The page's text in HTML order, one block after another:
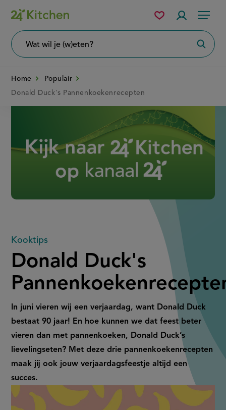
Overslaan
en
naar
Menu
wil
Mijn
bewaarde
Home
Populair
Donald Duck's Pannenkoekenrecepten
Donald
Duck's
Pannenkoekenrecepten
Kooktips
Donald Duck's
In juni vieren wij een verjaardag, want Donald Duck
bestaat 90 jaar! En hoe kunnen we dat feest beter
vieren dan met pannenkoeken, Donald Duck’s
lievelingseten? Metdeze drie pannenkoekenrecepten
maak jij ook jouw verjaardagsfeestje altijd een
succes.